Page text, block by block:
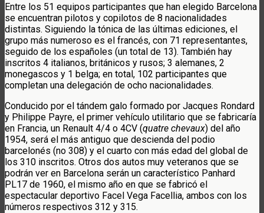
Entre los 51 equipos participantes que han elegido Barcelona
se encuentran pilotos y copilotos de 8 nacionalidades
distintas. Siguiendo la tónica de las últimas ediciones, el
grupo más numeroso es el francés, con 71 representantes,
seguido de los españoles (un total de 13). También hay
inscritos 4 italianos, británicos y rusos; 3 alemanes, 2
monegascos y 1 belga; en total, 102 participantes que
completan una delegación de ocho nacionalidades.
Conducido por el tándem galo formado por Jacques Rondard
y Philippe Payre, el primer vehículo utilitario que se fabricaría
en Francia, un Renault 4/4 o 4CV (quatre chevaux) del año
1954, será el más antiguo que descienda del podio
barcelonés (no 308) y el cuarto con más edad del global de
los 310 inscritos. Otros dos autos muy veteranos que se
podrán ver en Barcelona serán un característico Panhard
PL17 de 1960, el mismo año en que se fabricó el
espectacular deportivo Facel Vega Facellia, ambos con los
números respectivos 312 y 315.